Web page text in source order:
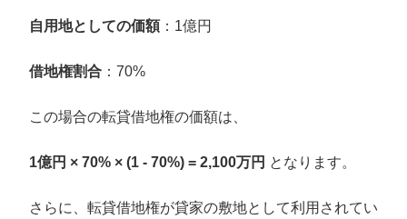
自用地としての価額：1億円
借地権割合：70%
この場合の転貸借地権の価額は、
1億円 × 70% × (1 - 70%) = 2,100万円 となります。
さらに、転貸借地権が貸家の敷地として利用されてい